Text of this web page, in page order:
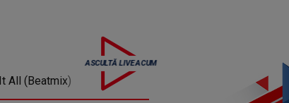
It All (Beatmix)